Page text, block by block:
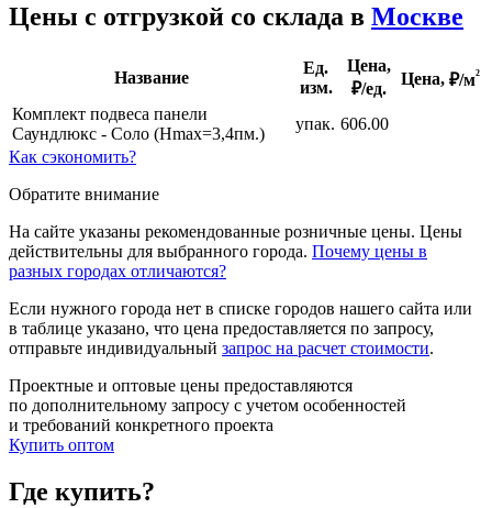
Цены с отгрузкой со склада в Москве
Название
Ед.
изм.
Цена,
₽/ед.
Цена, ₽/м²
Комплект подвеса панели
Саундлюкс - Соло (Hmax=3,4пм.)
упак. 606.00
Как сэкономить?
Обратите внимание
На сайте указаны рекомендованные розничные цены. Цены
действительны для выбранного города. Почему цены в
разных городах отличаются?
Если нужного города нет в списке городов нашего сайта или
в таблице указано, что цена предоставляется по запросу,
отправьте индивидуальный запрос на расчет стоимости.
Проектные и оптовые цены предоставляются
по дополнительному запросу с учетом особенностей
и требований конкретного проекта
Купить оптом
Где купить?